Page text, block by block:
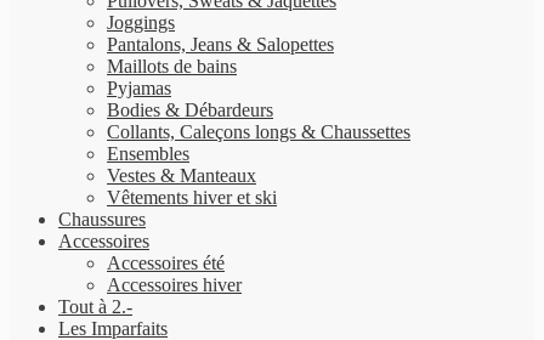
Joggings
Pantalons, Jeans & Salopettes
Maillots de bains
Pyjamas
Bodies & Débardeurs
Collants, Caleçons longs & Chaussettes
Ensembles
Vestes & Manteaux
Vêtements hiver et ski
Chaussures
Accessoires
Accessoires été
Accessoires hiver
Tout à 2.-
Les Imparfaits